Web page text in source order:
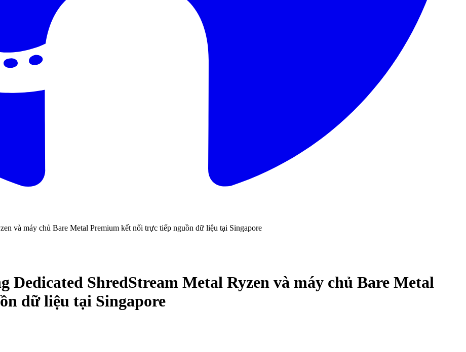
và máy chủ Bare Metal Premium kết nối trực tiếp nguồn dữ liệu tại Singapore
Dedicated ShredStream Metal Ryzen và máy chủ Bare Metal
dữ liệu tại Singapore